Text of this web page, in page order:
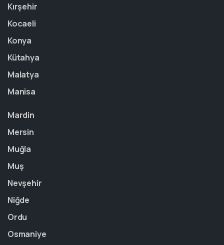
Kırşehir
Kocaeli
Konya
Kütahya
Malatya
Manisa
Mardin
Mersin
Muğla
Muş
Nevşehir
Niğde
Ordu
Osmaniye